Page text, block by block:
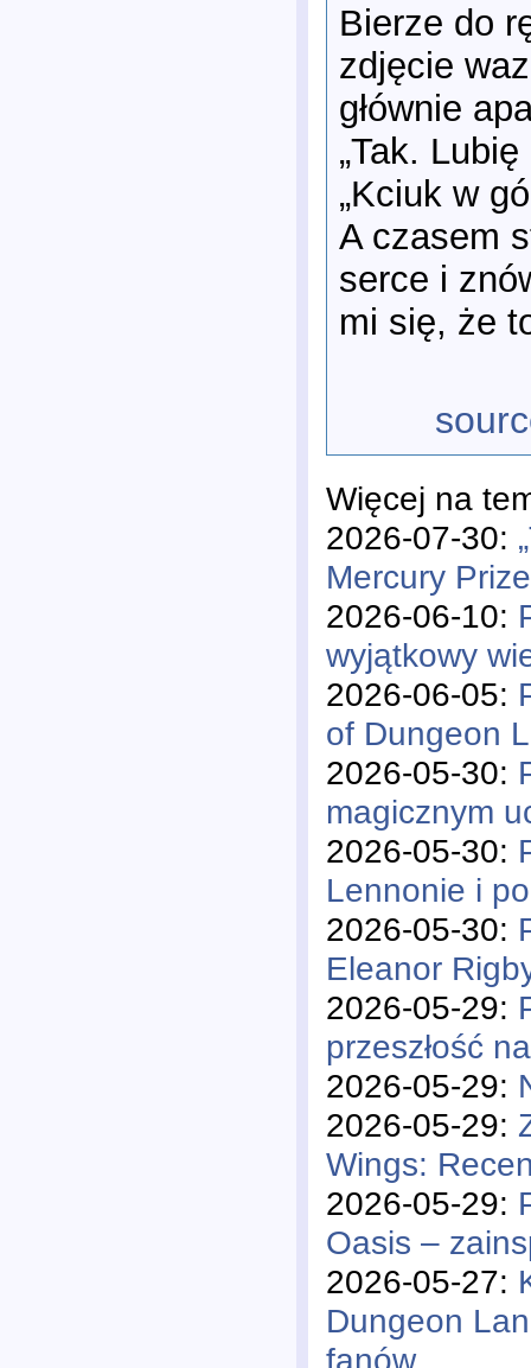
Bierze do
zdjęcie
głównie
„Tak.
„Kciuk w
A czasem
serce i
mi się, że
Więcej na
2026-07-30:
Mercury
2026-06-10:
wyjątkowy
2026-06-05:
of Dungeon
2026-05-30:
magicznym
2026-05-30:
Lennonie i
2026-05-30:
Eleanor
2026-05-29:
przeszłość
2026-05-29:
2026-05-29:
Wings:
2026-05-29:
Oasis –
2026-05-27:
Dungeon
fanów,